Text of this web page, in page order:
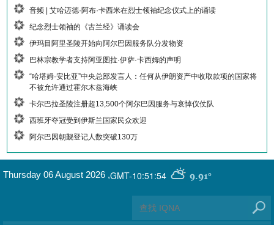
音频 | 艾哈迈德·阿布·卡西米在烈士领袖纪念仪式上的诵读
纪念烈士领袖的《古兰经》诵读会
伊玛目阿里圣陵开始向阿尔巴因服务队分发物资
巴林宗教学者支持阿亚图拉·伊萨·卡西姆的声明
“哈塔姆·安比亚”中央总部发言人：任何从伊朗资产中收取款项的国家将
不被允许通过霍尔木兹海峡
卡尔巴拉圣陵注册超13,500个阿尔巴因服务与哀悼仪仗队
西班牙夺冠受到伊斯兰国家民众欢迎
阿尔巴因朝觐登记人数突破130万
GMT-10:51:54 9.91°
Thursday 06 August 2026 ,